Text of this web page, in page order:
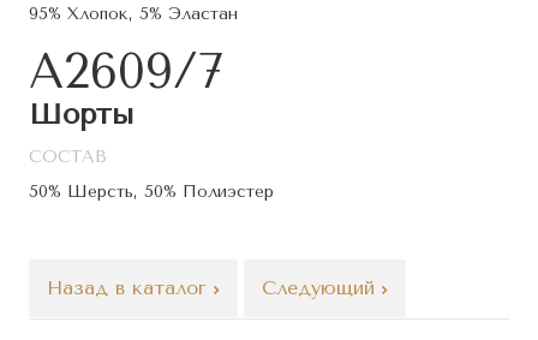
95% Хлопок, 5% Эластан
A2609/7
Шорты
СОСТАВ
50% Шерсть, 50% Полиэстер
Назад в каталог Следующий